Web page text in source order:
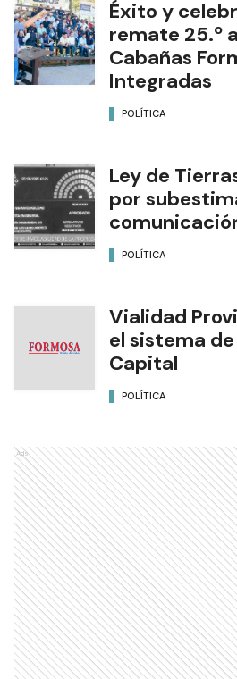
Éxito y
remate 25.º
Cabañas
Integradas
POLÍTICA
Ley de
por
POLÍTICA
Vialidad
el sistema
Capital
POLÍTICA
Ads